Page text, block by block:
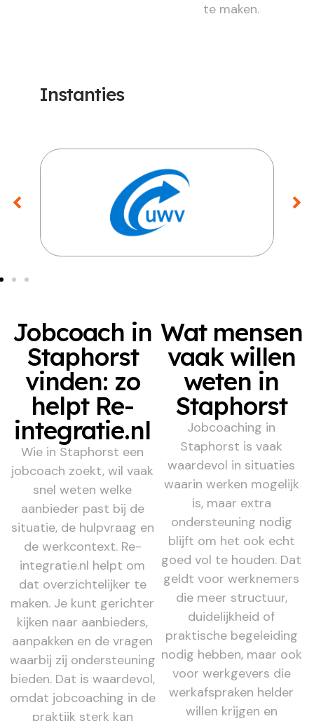
te maken.
Instanties
Jobcoach in
Staphorst
vinden: zo
helpt Re-
integratie.nl
Wie in Staphorst een
jobcoach zoekt, wil vaak
snel weten welke
aanbieder past bij de
situatie, de hulpvraag en
de werkcontext. Re-
integratie.nl helpt om
dat overzichtelijker te
maken. Je kunt gerichter
kijken naar aanbieders,
aanpakken en de vragen
waarbij zij ondersteuning
bieden. Dat is waardevol,
omdat jobcoaching in de
praktijk sterk kan
Wat mensen
vaak willen
weten in
Staphorst
Jobcoaching in
Staphorst is vaak
waardevol in situaties
waarin werken mogelijk
is, maar extra
ondersteuning nodig
blijft om het ook echt
goed vol te houden. Dat
geldt voor werknemers
die meer structuur,
duidelijkheid of
praktische begeleiding
nodig hebben, maar ook
voor werkgevers die
werkafspraken helder
willen krijgen en